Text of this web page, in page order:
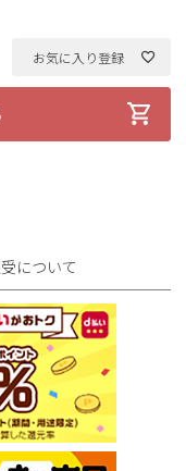
お気に入り登録
について